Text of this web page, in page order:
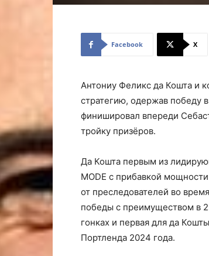
Facebook X
Антониу Феликс да Кошта и
стратегию, одержав победу
финишировал впереди
тройку призёров.
Да Кошта первым из
MODE с прибавкой
от преследователей во
победы с преимуществом в
гонках и первая для да
Портленда 2024 года.